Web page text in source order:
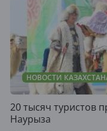
НОВОСТИ
20 тысяч туристов
Наурыза